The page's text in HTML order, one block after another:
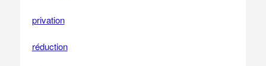
privation
réduction